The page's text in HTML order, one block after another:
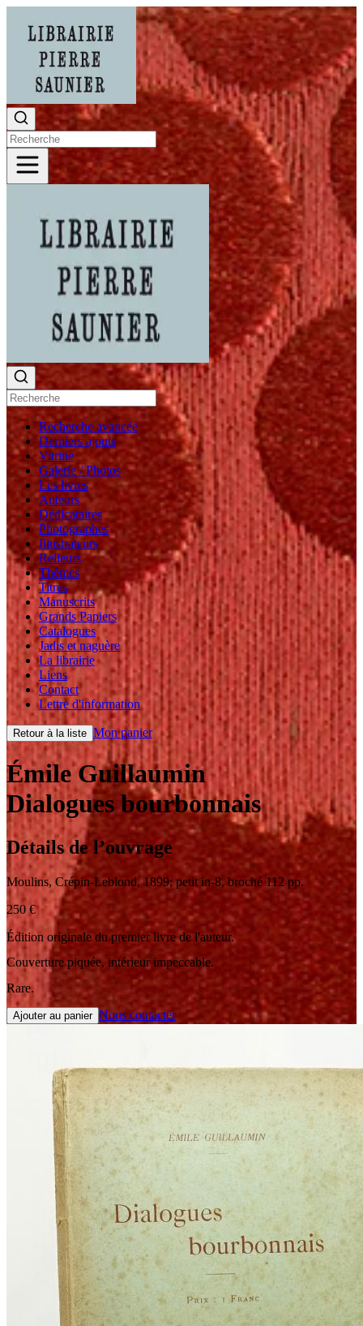
Recherche avancée
Derniers ajouts
Vitrine
Galerie / Photos
Les livres
Auteurs
Dédicataires
Photographes
Illustrateurs
Relieurs
Thèmes
Titres
Manuscrits
Grands Papiers
Catalogues
Jadis et naguère
La librairie
Liens
Contact
Lettre d'information
Retour à la liste Mon panier
Émile Guillaumin
Dialogues bourbonnais
Détails de l’ouvrage
Moulins, Crépin-Leblond,1899; petit in-8, broché 112 pp.
250 €
Édition originale du premier livre de l'auteur.
Couverture piquée, intérieur impeccable.
Rare.
Ajouter au panier Nous contacter